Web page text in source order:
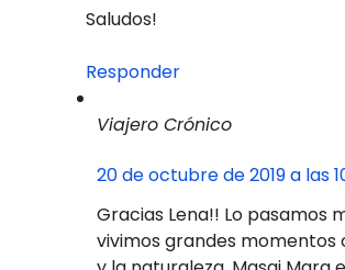
Saludos!
Responder
Viajero Crónico
20 de octubre de 2019 a las
Gracias Lena!! Lo pasamos
vivimos grandes momentos